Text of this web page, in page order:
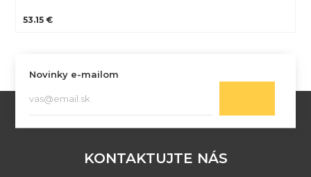
53.15 €
Novinky e-mailom
KONTAKTUJTE NÁS